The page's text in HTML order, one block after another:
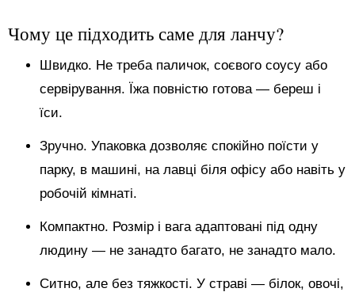
Чому це підходить саме для ланчу?
Швидко. Не треба паличок, соєвого соусу або
сервірування. Їжа повністю готова — береш і
їси.
Зручно. Упаковка дозволяє спокійно поїсти у
парку, в машині, на лавці біля офісу або навіть у
робочій кімнаті.
Компактно. Розмір і вага адаптовані під одну
людину — не занадто багато, не занадто мало.
Ситно, але без тяжкості. У страві — білок, овочі,